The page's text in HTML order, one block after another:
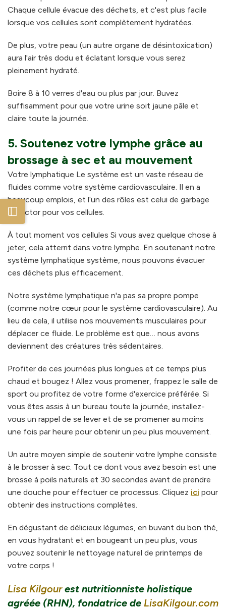
Chaque cellule évacue des déchets, et c'est plus facile
lorsque vos cellules sont complètement hydratées.
De plus, votre peau (un autre organe de désintoxication)
aura l'air très dodu et éclatant lorsque vous serez
pleinement hydraté.
Boire 8 à 10 verres d'eau ou plus par jour. Buvez
suffisamment pour que votre urine soit jaune pâle et
claire toute la journée.
5. Soutenez votre lymphe grâce au
brossage à sec et au mouvement
Votre lymphatique Le système est un vaste réseau de
fluides comme votre système cardiovasculaire. Il en a
beaucoup emplois, et l’un des rôles est celui de garbage
collector pour vos cellules.
À tout moment vos cellules Si vous avez quelque chose à
jeter, cela atterrit dans votre lymphe. En soutenant notre
système lymphatique système, nous pouvons évacuer
ces déchets plus efficacement.
Notre système lymphatique n'a pas sa propre pompe
(comme notre cœur pour le système cardiovasculaire). Au
lieu de cela, il utilise nos mouvements musculaires pour
déplacer ce fluide. Le problème est que… nous avons
deviennent des créatures très sédentaires.
Profiter de ces journées plus longues et ce temps plus
chaud et bougez ! Allez vous promener, frappez le salle de
sport ou profitez de votre forme d'exercice préférée. Si
vous êtes assis à un bureau toute la journée, installez-
vous un rappel de se lever et de se promener au moins
une fois par heure pour obtenir un peu plus mouvement.
Un autre moyen simple de soutenir votre lymphe consiste
à le brosser à sec. Tout ce dont vous avez besoin est une
brosse à poils naturels et 30 secondes avant de prendre
une douche pour effectuer ce processus. Cliquez ici pour
obtenir des instructions complètes.
En dégustant de délicieux légumes, en buvant du bon thé,
en vous hydratant et en bougeant un peu plus, vous
pouvez soutenir le nettoyage naturel de printemps de
votre corps !
Lisa Kilgourest nutritionniste holistique
agréée (RHN), fondatrice de LisaKilgour.com
Open sidebar